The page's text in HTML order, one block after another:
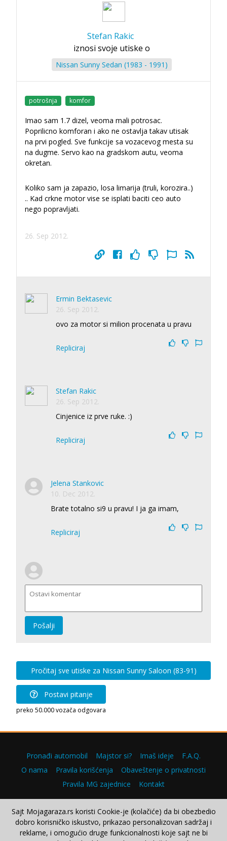
Stefan Rakic
iznosi svoje utiske o
Nissan Sunny Sedan (1983 - 1991)
potrošnja komfor
Imao sam 1.7 dizel, veoma mali potrosac.
Poprilicno komforan i ako ne ostavlja takav utisak
na prvi pogled. Sve funkcije sa vozacevog mesta su
na dugme. Servo kao na gradskom autu, veoma
okretan.
Koliko sam ja zapazio, losa limarija (truli, korozira..)
.. Kad crkne motor vise se isplati baciti ceo auto
nego popravljati.
26. Sep 2012.
Ermin Bektasevic
26. Sep 2012.
ovo za motor si milion procenata u pravu
Repliciraj
Stefan Rakic
26. Sep 2012.
Cinjenice iz prve ruke. :)
Repliciraj
Jelena Stankovic
10. Dec 2012.
Brate totalno si9 u pravu! I ja ga imam,
Repliciraj
Pošalji
Pročitaj sve utiske za Nissan Sunny Saloon (83-91)
Postavi pitanje
preko 50.000 vozača odgovara
Pronađi automobil Majstor si? Imaš ideje
F.A.Q.
O nama
Pravila korišćenja
Obaveštenje o privatnosti
Pravila MG zajednice
Kontakt
Copyright © 2000–2026.
Sajt Mojagaraza.rs koristi Cookie-je (kolačiće) da bi obezbedio
dobro korisničko iskustvo, prikazao personalizovan sadržaj i
reklame, i omogućio druge funkcionalnosti koje sajt ne bi